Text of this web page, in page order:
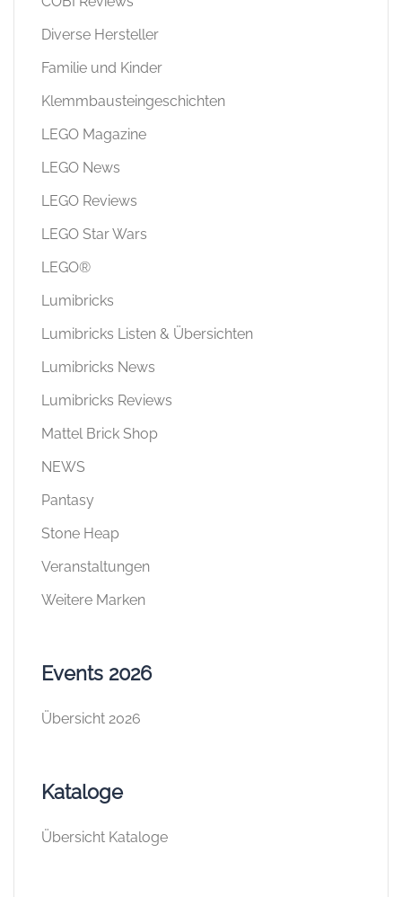
Diverse Hersteller
Familie und Kinder
Klemmbausteingeschichten
LEGO Magazine
LEGO News
LEGO Reviews
LEGO Star Wars
LEGO®
Lumibricks
Lumibricks Listen & Übersichten
Lumibricks News
Lumibricks Reviews
Mattel Brick Shop
NEWS
Pantasy
Stone Heap
Veranstaltungen
Weitere Marken
Events 2026
Übersicht 2026
Kataloge
Übersicht Kataloge